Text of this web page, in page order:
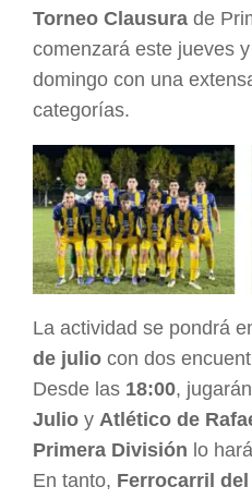
Torneo Clausura de
comenzará este jueves
domingo con una
categorías.
La actividad se pondrá
de julio con dos
Desde las 18:00,
Julio y Atlético de
Primera División lo
En tanto, Ferrocarril